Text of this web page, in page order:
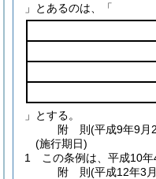
」とあるのは、「
」とする。
附 則(平成9年9月
(施行期日)
1
この条例は、平成10年
附 則(平成12年3